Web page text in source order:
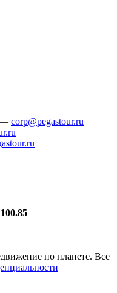
— corp@pegastour.ru
100.85
по планете. Все